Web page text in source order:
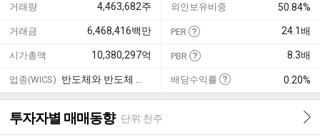
거래량 4,463,682주 외인보유비중 50.84%
거래금 6,468,416백만 PER 24.1배
시가총액 10,380,297억 PBR 8.3배
업종(WICS) 배당수익률 0.20%
투자자별 매매동향 단위:천주